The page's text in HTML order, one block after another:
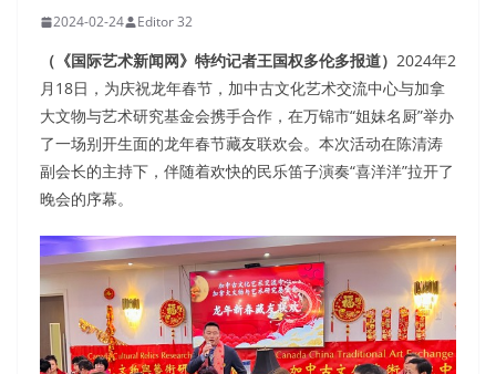
2024-02-24 Editor 32
（《国际艺术新闻网》特约记者王国权多伦多报道） 2024年2
月18日，为庆祝龙年春节，加中古文化艺术交流中心与加拿
大文物与艺术研究基金会携手合作，在万锦市“姐妹名厨”举办
了一场别开生面的龙年春节藏友联欢会。本次活动在陈清涛
副会长的主持下，伴随着欢快的民乐笛子演奏“喜洋洋”拉开了
晚会的序幕。